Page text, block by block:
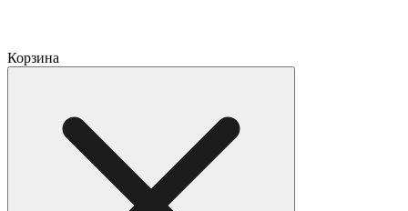
Корзина